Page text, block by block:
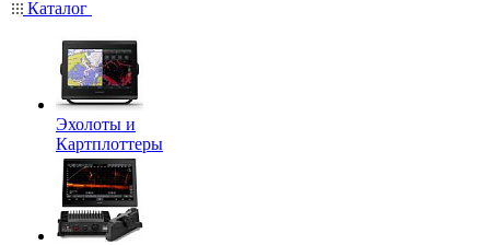
Каталог
Эхолоты и
Картплоттеры